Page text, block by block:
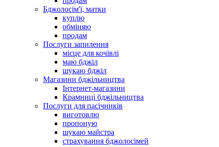
Бджолосім'ї, матки
куплю
обміняю
продам
Послуги запилення
місце для кочівлі
маю бджіл
шукаю бджіл
Магазини бджільництва
Інтернет-магазини
Крамниці бджільництва
Послуги для пасічників
виготовлю
пропоную
шукаю майстра
страхування бджолосімей